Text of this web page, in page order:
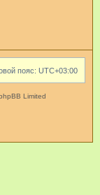
пояс: UTC+03:00
Limited